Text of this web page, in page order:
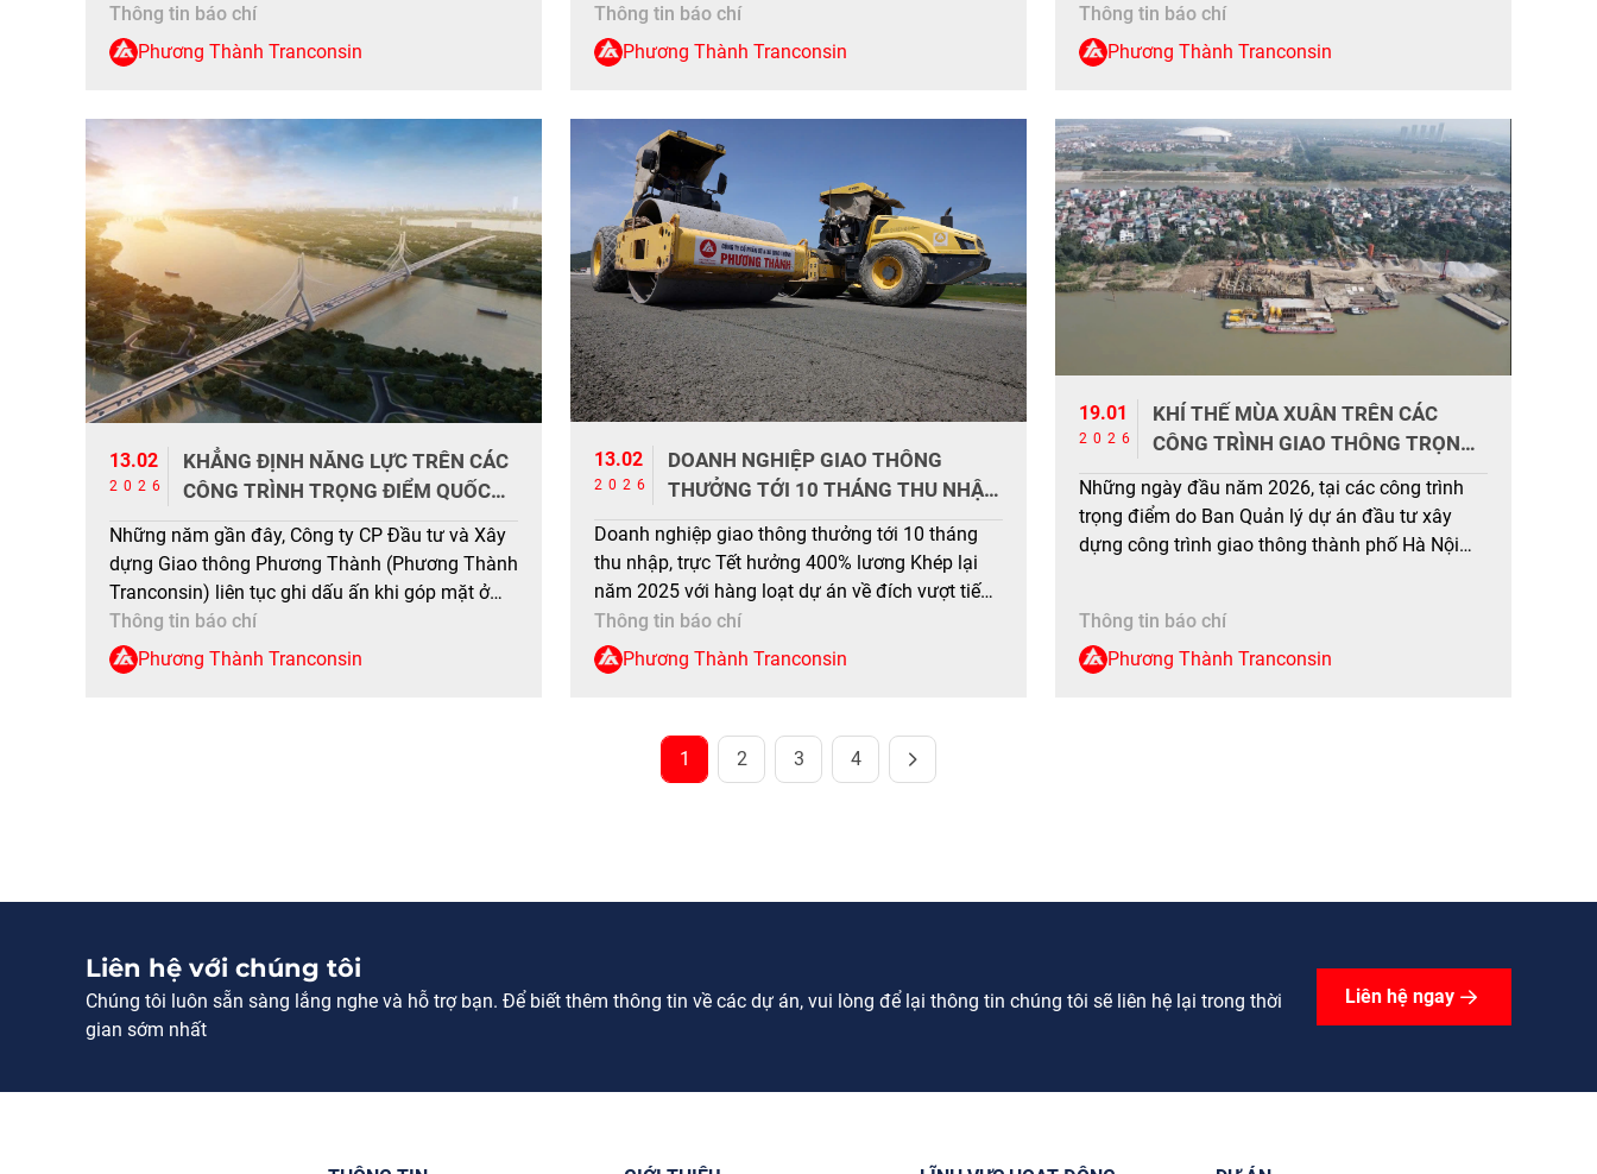
số công trình trọng điểm trên địa bàn TP.Hà Nội.
Lãnh đạo Tổng LĐLĐVN và Công đoàn Xây
dựng Việt Nam tặng quà, động viên người lao
Thông tin báo chí
Phương Thành Tranconsin
– Bùng dài […]
Thông tin báo chí
Phương Thành Tranconsin
Nam đã trực tiếp đến động viên, trao quà tới cán
[…]
Thông tin báo chí
Phương Thành Tranconsin
13.02
2026
KHẲNG ĐỊNH NĂNG LỰC TRÊN CÁC
CÔNG TRÌNH TRỌNG ĐIỂM QUỐC
GIA
Những năm gần đây, Công ty CP Đầu tư và Xây
dựng Giao thông Phương Thành (Phương Thành
Tranconsin) liên tục ghi dấu ấn khi góp mặt ở
nhiều dự án hạ tầng giao thông quy mô lớn trên
cả nước. Không chỉ bảo đảm chất lượng kỹ
thuật, doanh nghiệp còn được biết đến […]
Thông tin báo chí
Phương Thành Tranconsin
13.02
2026
DOANH NGHIỆP GIAO THÔNG
THƯỞNG TỚI 10 THÁNG THU NHẬP,
TRỰC TẾT HƯỞNG 400% LƯƠNG
Doanh nghiệp giao thông thưởng tới 10 tháng
thu nhập, trực Tết hưởng 400% lương Khép lại
năm 2025 với hàng loạt dự án về đích vượt tiến
độ, nhiều doanh nghiệp giao thông mạnh tay chi
thưởng, có nhân sự được nhận tới 10 tháng
lương. Đổ mồ hôi trên công trường, người lao […]
Thông tin báo chí
Phương Thành Tranconsin
19.01
2026
KHÍ THẾ MÙA XUÂN TRÊN CÁC
CÔNG TRÌNH GIAO THÔNG TRỌNG
ĐIỂM
Những ngày đầu năm 2026, tại các công trình
trọng điểm do Ban Quản lý dự án đầu tư xây
dựng công trình giao thông thành phố Hà Nội
tư xây dựng […]
Thông tin báo chí
Phương Thành Tranconsin
1 2 3 4
Liên hệ với chúng tôi
Chúng tôi luôn sẵn sàng lắng nghe và hỗ trợ bạn. Để biết thêm thông tin về các dự án, vui lòng để lại thông tin chúng tôi sẽ liên hệ lại trong thời
gian sớm nhất
Liên hệ ngay